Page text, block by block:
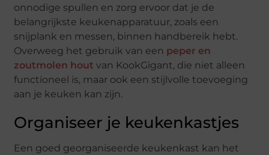
onnodige spullen en zorg ervoor dat je de
belangrijkste keukenapparatuur, zoals een
snijplank en messen, binnen handbereik hebt.
Overweeg het gebruik van een peper en
zoutmolen hout van KookGigant, die niet alleen
functioneel is, maar ook een stijlvolle toevoeging
aan je keuken kan zijn.
Organiseer je keukenkastjes
Een goed georganiseerde keukenkast kan het